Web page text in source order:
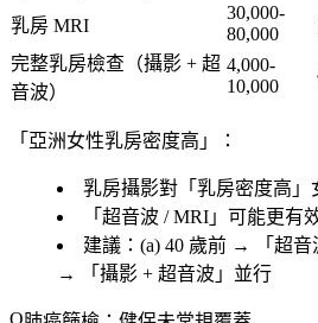
乳房 MRI
30,000-
80,000
完整乳房檢查 （攝影 + 超
音波）
4,000-
10,000
「亞洲女性乳房密度高」：
乳房攝影對「 乳房密度高
「超音波 / MRI」可能更有
建議 ：(a) 40 歲前 → 「超
→ 「攝影 + 超音波」並行